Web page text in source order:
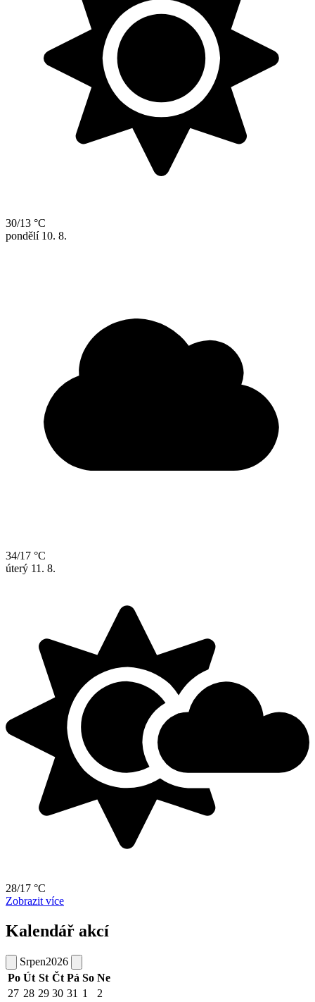
30/13 °C
pondělí 10. 8.
34/17 °C
úterý 11. 8.
28/17 °C
Zobrazit více
Kalendář akcí
Srpen2026
Po Út St Čt Pá So Ne
27 28 29 30 31 1 2